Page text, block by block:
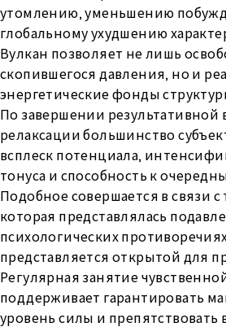
утомлению, уменьшению
глобальному ухудшению
Вулкан позволяет не лишь
скопившегося давления, но и
энергетические фонды
По завершении результативной
релаксации большинство
всплеск потенциала,
тонуса и способность к
Подобное совершается в связи с
которая представлялась
психологических
представляется открытой для
Регулярная занятие
поддерживает гарантировать
уровень силы и препятствовать